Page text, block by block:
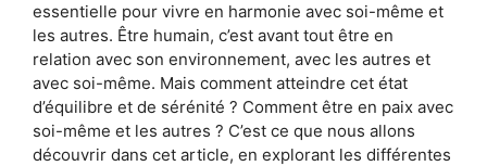
essentielle pour vivre en harmonie avec soi-même et
les autres. Être humain, c’est avant tout être en
relation avec son environnement, avec les autres et
avec soi-même. Mais comment atteindre cet état
d’équilibre et de sérénité ? Comment être en paix avec
soi-même et les autres ? C’est ce que nous allons
découvrir dans cet article, en explorant les différentes